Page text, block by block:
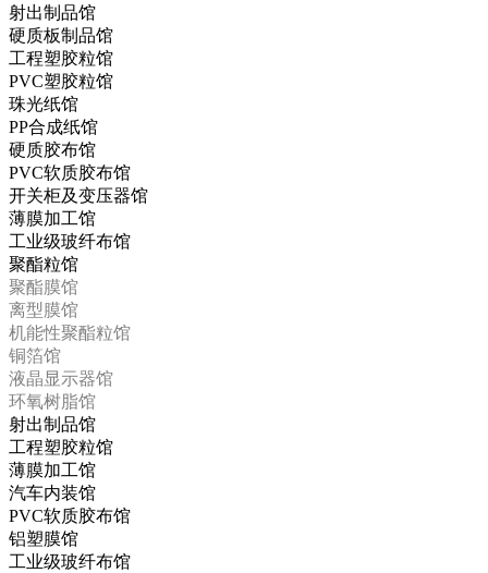
射出制品馆
硬质板制品馆
工程塑胶粒馆
PVC塑胶粒馆
珠光纸馆
PP合成纸馆
硬质胶布馆
PVC软质胶布馆
开关柜及变压器馆
薄膜加工馆
工业级玻纤布馆
聚酯粒馆
聚酯膜馆
离型膜馆
机能性聚酯粒馆
铜箔馆
液晶显示器馆
环氧树脂馆
射出制品馆
工程塑胶粒馆
薄膜加工馆
汽车内装馆
PVC软质胶布馆
铝塑膜馆
工业级玻纤布馆